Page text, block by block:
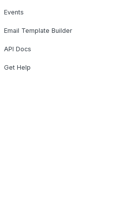
Events
Email Template Builder
API Docs
Get Help